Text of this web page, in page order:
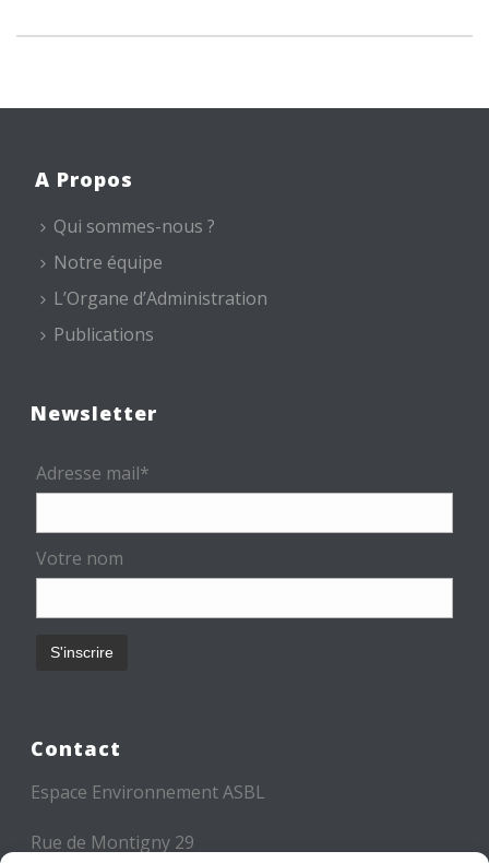
A Propos
Qui sommes-nous ?
Notre équipe
L’Organe d’Administration
Publications
Newsletter
Adresse mail*
Votre nom
Contact
Espace Environnement ASBL
Rue de Montigny 29